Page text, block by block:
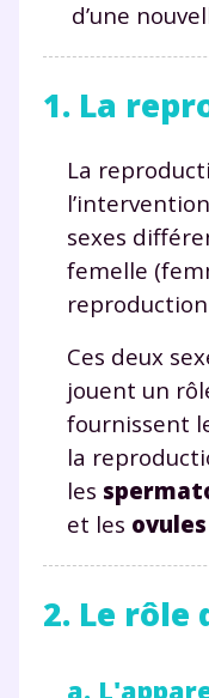
d’une
1. La
La
sexes
femelle
Ces deux
jouent un
fournissent
la
les
et les ovules
2. Le rôle
a.